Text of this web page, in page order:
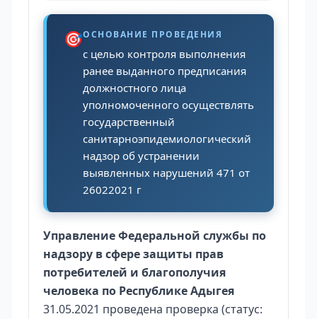
🎯ОСНОВАНИЕ ПРОВЕДЕНИЯ
с целью контроля выполнения
ранее выданного предписания
должностного лица
уполномоченного осуществлять
государственный
санитарноэпидемиологический
надзор об устранении
выявленных нарушений 471 от
26022021 г
Управление Федеральной службы по
надзору в сфере защиты прав
потребителей и благополучия
человека по Республике Адыгея
31.05.2021 проведена проверка (статус: